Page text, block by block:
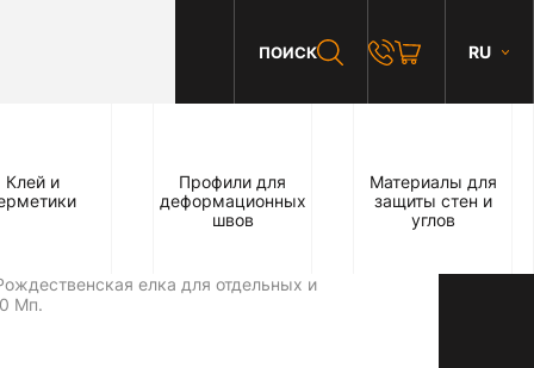
ПОИСК RU
Клей и
Профили для
деформационных
швов
Материалы для
защиты стен и
углов